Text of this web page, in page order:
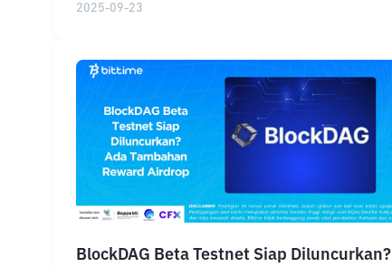
2025-09-23
BlockDAG Beta Testnet Siap Diluncurkan?